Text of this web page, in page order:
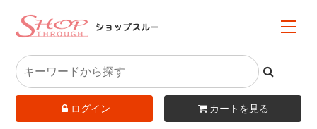
ログイン カートを見る